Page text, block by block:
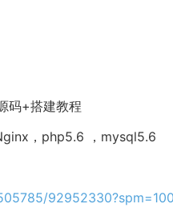
码+搭建教程
，php5.6 ，mysql5.6